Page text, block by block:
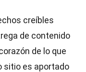
creíbles
de contenido
de lo que
sitio es aportado